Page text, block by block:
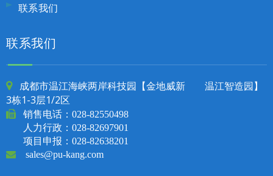
联系我们
联系我们

成都市温江海峡两岸科技园【金地威新 温江智造园】
3栋1-3层1/2区
 销售电话： 028-82550498
人力行政：028-82697901
项目申报：028-82638201
 sales@pu-kang.com